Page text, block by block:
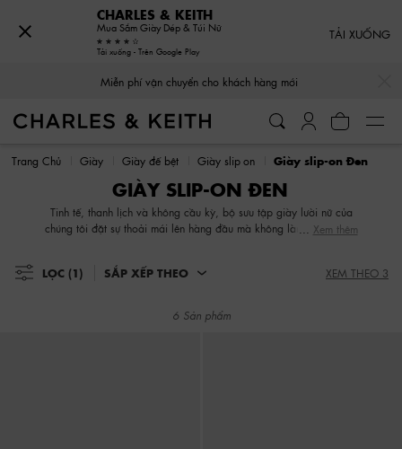
Miễn phí vận chuyển cho khách hàng mới
Miễn phí vận chuyển cho khách hàng mới
Trang Chủ Giày Giày đế bệt Giày slip-on Giày slip-on Đen
GIÀY SLIP-ON ĐEN
Tinh tế, thanh lịch và không cầu kỳ, bộ sưu tập giày lười nữ của
chúng tôi đặt sự thoải mái lên hàng đầu mà không làm ảnh hưởng
đều có sản phẩm phù hợp với mọi người trong bộ sưu tập này.
phù hợp với từng mùa, thiết kế hiện đại và phom dáng bền vững
theo thời gian.
Xem thêm
LỌC(1) SẮP XẾP THEO XEM THEO 3
6 Sản phẩm
CHARLES & KEITH
Mua Sắm Giày Dép & Túi Nữ
Tải xuống - Trên Google Play
TẢI XUỐNG